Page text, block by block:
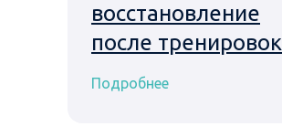
восстановление
после тренировок
Подробнее